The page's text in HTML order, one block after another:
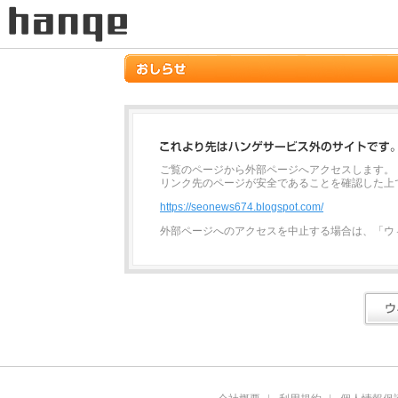
ご覧のページから外部ページへアクセスします。
リンク先のページが安全であることを確認した
https://seonews674.blogspot.com/
外部ページへのアクセスを中止する場合は、「